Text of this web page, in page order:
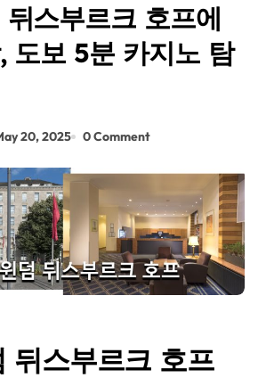
스부르크 호프에
도보 5분 카지노 탐
20, 2025 0 Comment
뒤스부르크 호프